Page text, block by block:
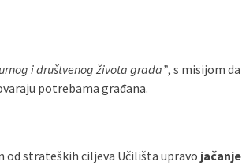
i društvenog života grada”, s misijom da
potrebama građana.
od strateških ciljeva Učilišta upravo jačanje